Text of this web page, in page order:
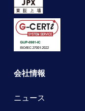
会社情報
ニュース